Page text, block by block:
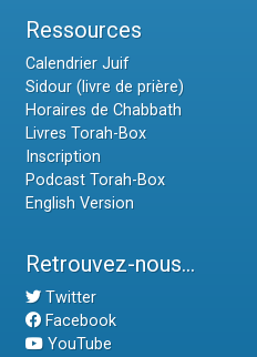
Ressources
Calendrier Juif
Sidour (livre de prière)
Horaires de Chabbath
Livres Torah-Box
Inscription
Podcast Torah-Box
English Version
Retrouvez-nous...
Twitter
Facebook
YouTube